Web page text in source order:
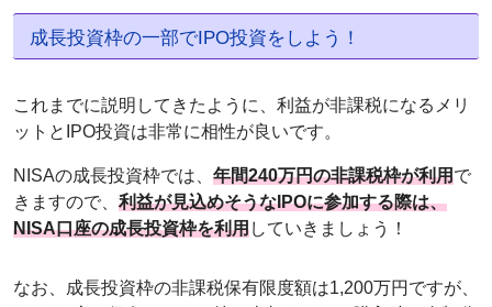
成長投資枠の一部でIPO投資をしよう！
これまでに説明してきたように、利益が非課税になるメリ
ットとIPO投資は非常に相性が良いです。
NISAの成長投資枠では、 年間240万円の非課税枠が利用で
きますので、 利益が見込めそうなIPOに参加する際は、
NISA口座の成長投資枠を利用していきましょう！
なお、成長投資枠の非課税保有限度額は1,200万円ですが、